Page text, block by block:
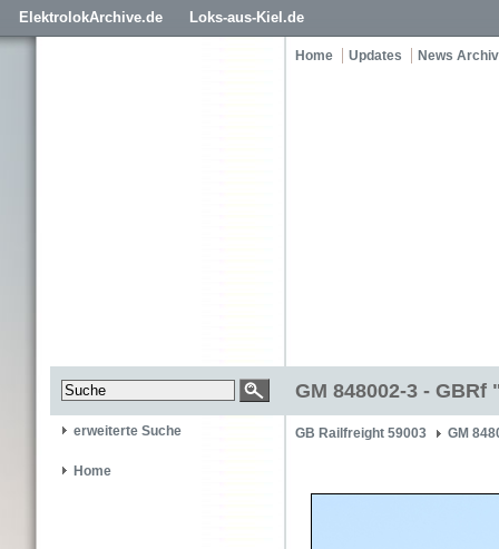
ElektrolokArchive.de Loks-aus-Kiel.de
Home Updates News Archiv
GM 848002-3 - GBRf
erweiterte Suche
Home
GB Railfreight 59003 GM